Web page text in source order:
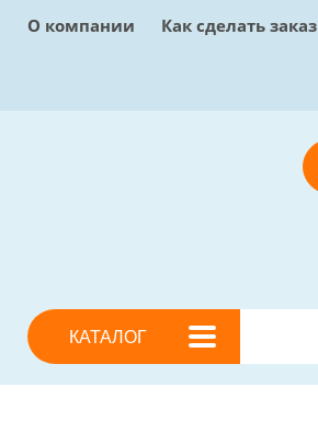
О компании Как сделать заказ
КАТАЛОГ